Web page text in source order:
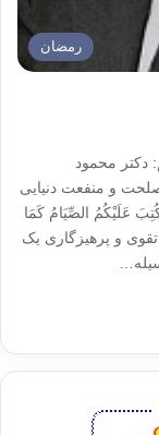
رمضان
دکتر محمود
و منفعت دنیایی
عَلَیْکُمُ الصِّیَامُ کَمَا
کُتِبَ عَلَى الَّذِینَ مِن قَبْلِکُمْ لَعَلَّکُمْ تَتَّقُونَ [بقره: ۱۸۳تقوی و پرهیزگاری یک